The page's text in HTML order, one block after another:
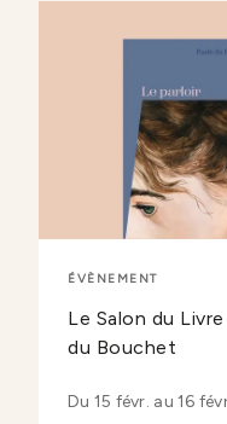
ÉVÈNEMENT
Le Salon du
du Bouchet
Du 15 févr. au 16